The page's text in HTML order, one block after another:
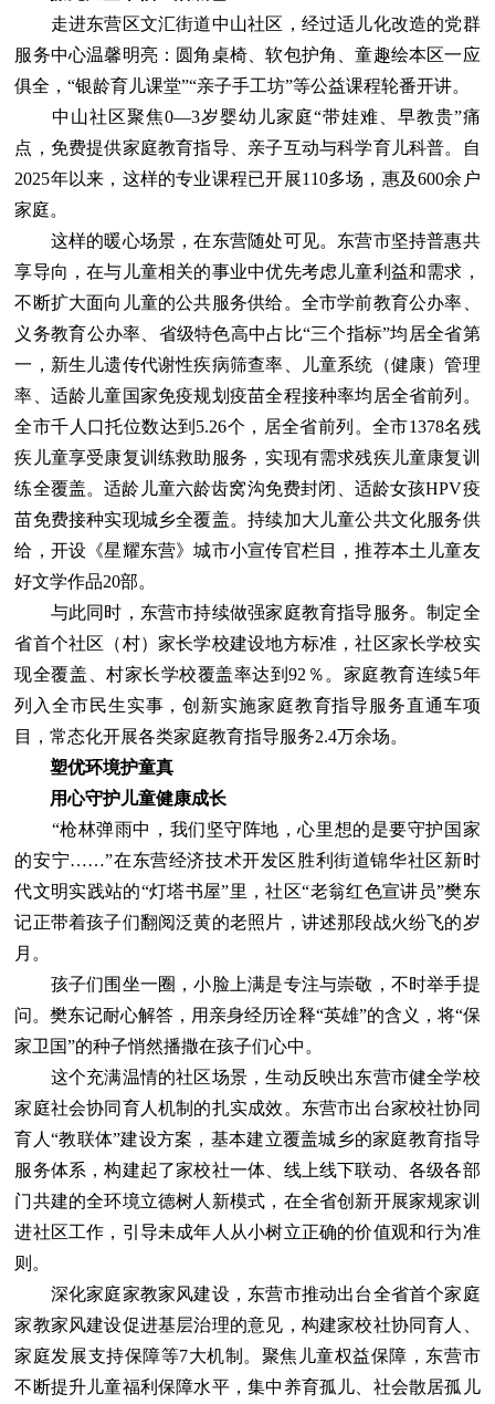
走进东营区文汇街道中山社区，经过适儿化改造的党群
服务中心温馨明亮：圆角桌椅、软包护角、童趣绘本区一应
俱全，“银龄育儿课堂”“亲子手工坊”等公益课程轮番开讲。
中山社区聚焦0—3岁婴幼儿家庭“带娃难、早教贵”痛
点，免费提供家庭教育指导、亲子互动与科学育儿科普。自
2025年以来，这样的专业课程已开展110多场，惠及600余户
家庭。
这样的暖心场景，在东营随处可见。东营市坚持普惠共
享导向，在与儿童相关的事业中优先考虑儿童利益和需求，
不断扩大面向儿童的公共服务供给。全市学前教育公办率、
义务教育公办率、省级特色高中占比“三个指标”均居全省第
一，新生儿遗传代谢性疾病筛查率、儿童系统（健康）管理
率、适龄儿童国家免疫规划疫苗全程接种率均居全省前列。
全市千人口托位数达到5.26个，居全省前列。全市1378名残
疾儿童享受康复训练救助服务，实现有需求残疾儿童康复训
练全覆盖。适龄儿童六龄齿窝沟免费封闭、适龄女孩HPV疫
苗免费接种实现城乡全覆盖。持续加大儿童公共文化服务供
给，开设《星耀东营》城市小宣传官栏目，推荐本土儿童友
好文学作品20部。
与此同时，东营市持续做强家庭教育指导服务。制定全
省首个社区（村）家长学校建设地方标准，社区家长学校实
现全覆盖、村家长学校覆盖率达到92％。家庭教育连续5年
列入全市民生实事，创新实施家庭教育指导服务直通车项
目，常态化开展各类家庭教育指导服务2.4万余场。
塑优环境护童真
用心守护儿童健康成长
“枪林弹雨中，我们坚守阵地，心里想的是要守护国家
的安宁……”在东营经济技术开发区胜利街道锦华社区新时
代文明实践站的“灯塔书屋”里，社区“老翁红色宣讲员”樊东
记正带着孩子们翻阅泛黄的老照片，讲述那段战火纷飞的岁
月。
孩子们围坐一圈，小脸上满是专注与崇敬，不时举手提
问。樊东记耐心解答，用亲身经历诠释“英雄”的含义，将“保
家卫国”的种子悄然播撒在孩子们心中。
这个充满温情的社区场景，生动反映出东营市健全学校
家庭社会协同育人机制的扎实成效。东营市出台家校社协同
育人“教联体”建设方案，基本建立覆盖城乡的家庭教育指导
服务体系，构建起了家校社一体、线上线下联动、各级各部
门共建的全环境立德树人新模式，在全省创新开展家规家训
进社区工作，引导未成年人从小树立正确的价值观和行为准
则。
深化家庭家教家风建设，东营市推动出台全省首个家庭
家教家风建设促进基层治理的意见，构建家校社协同育人、
家庭发展支持保障等7大机制。聚焦儿童权益保障，东营市
不断提升儿童福利保障水平，集中养育孤儿、社会散居孤儿